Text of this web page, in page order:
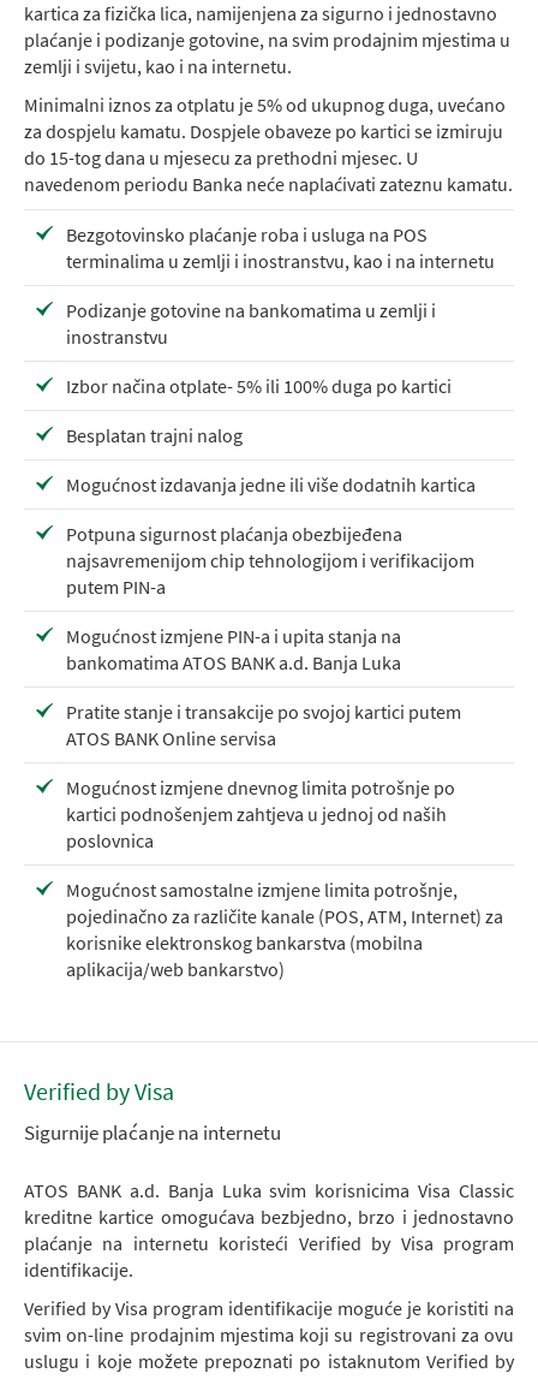
kartica za fizička lica, namijenjena za sigurno i jednostavno
plaćanje i podizanje gotovine, na svim prodajnim mjestima u
zemlji i svijetu, kao i na internetu.
Minimalni iznos za otplatu je 5% od ukupnog duga, uvećano
za dospjelu kamatu. Dospjele obaveze po kartici se izmiruju
do 15-tog dana u mjesecu za prethodni mjesec. U
navedenom periodu Banka neće naplaćivati zateznu kamatu.
Bezgotovinsko plaćanje roba i usluga na POS
terminalima u zemlji i inostranstvu, kao i na internetu
Podizanje gotovine na bankomatima u zemlji i
inostranstvu
Izbor načina otplate- 5% ili 100% duga po kartici
Besplatan trajni nalog
Mogućnost izdavanja jedne ili više dodatnih kartica
Potpuna sigurnost plaćanja obezbijeđena
najsavremenijom chip tehnologijom i verifikacijom
putem PIN-a
Mogućnost izmjene PIN-a i upita stanja na
bankomatima ATOS BANK a.d. Banja Luka
Pratite stanje i transakcije po svojoj kartici putem
ATOS BANK Online servisa
Mogućnost izmjene dnevnog limita potrošnje po
kartici podnošenjem zahtjeva u jednoj od naših
poslovnica
Mogućnost samostalne izmjene limita potrošnje,
pojedinačno za različite kanale (POS, ATM, Internet) za
korisnike elektronskog bankarstva (mobilna
aplikacija/web bankarstvo)
Verified by Visa
Sigurnije plaćanje na internetu
ATOS BANK a.d. Banja Luka svim korisnicima Visa Classic
kreditne kartice omogućava bezbjedno, brzo i jednostavno
plaćanje na internetu koristeći Verified by Visa program
identifikacije.
Verified by Visa program identifikacije moguće je koristiti na
svim on-line prodajnim mjestima koji su registrovani za ovu
uslugu i koje možete prepoznati po istaknutom Verified by